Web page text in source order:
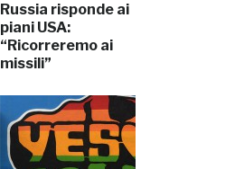
Russia risponde ai
piani USA:
“Ricorreremo ai
missili”